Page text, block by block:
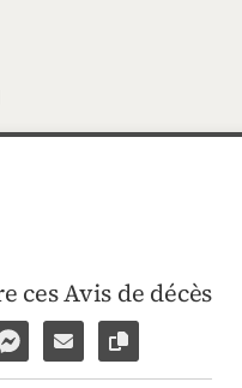
ces Avis de décès
par WhatsApp
Partager par Facebook
Partager par e-mail
Copier le lien